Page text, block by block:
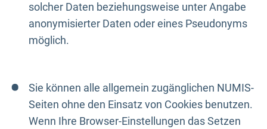
solcher Daten beziehungsweise unter Angabe
anonymisierter Daten oder eines Pseudonyms
möglich.
Sie können alle allgemein zugänglichen NUMIS-
Seiten ohne den Einsatz von Cookies benutzen.
Wenn Ihre Browser-Einstellungen das Setzen